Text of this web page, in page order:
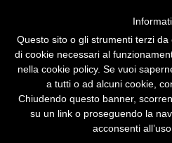
Stai Visualizzando
Questo sito o gli strumenti terzi
di cookie necessari al
nella cookie policy. Se vuoi
a tutti o ad alcuni cookie,
Chiudendo questo banner,
su un link o proseguendo la
acconsenti